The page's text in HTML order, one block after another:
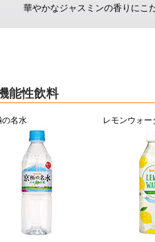
華やかなジャスミンの香りにこ
能性飲料
の名水 レモンウォー